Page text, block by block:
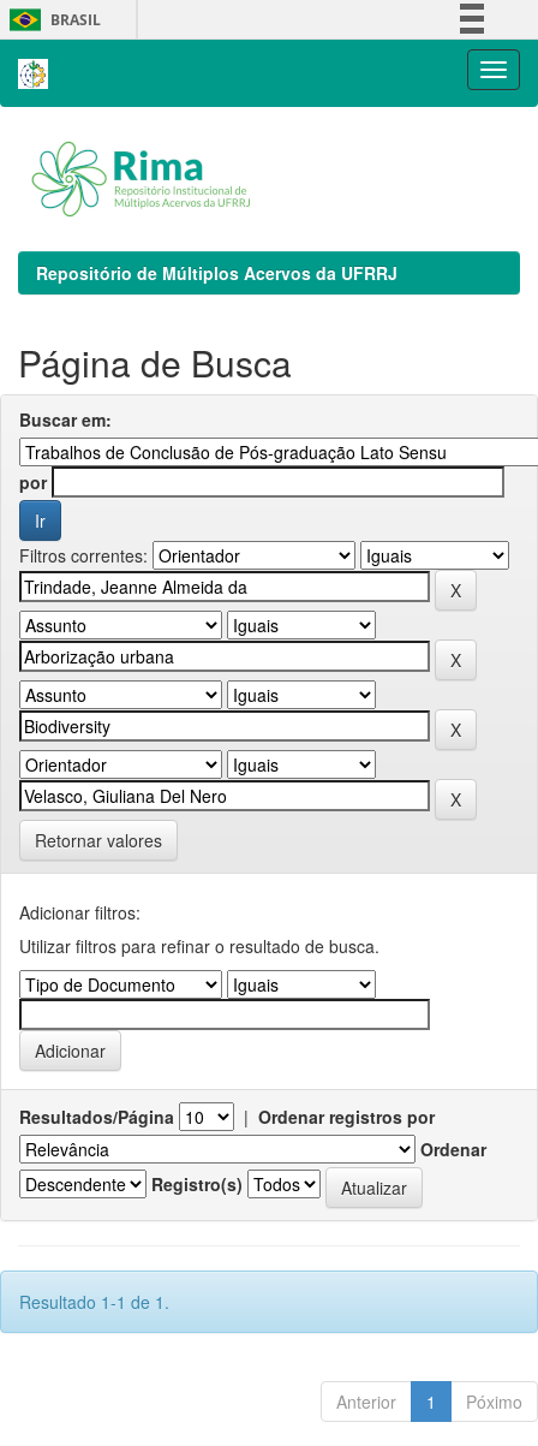
Skip
navigation
BRASIL
Repositório de Múltiplos Acervos da UFRRJ
Página de Busca
Buscar em:
por
Filtros correntes:
Retornar valores
Adicionar filtros:
Utilizar filtros para refinar o resultado de busca.
Resultados/Página | Ordenar registros por
Ordenar
Registro(s)
Resultado 1-1 de 1.
Anterior 1 Póximo